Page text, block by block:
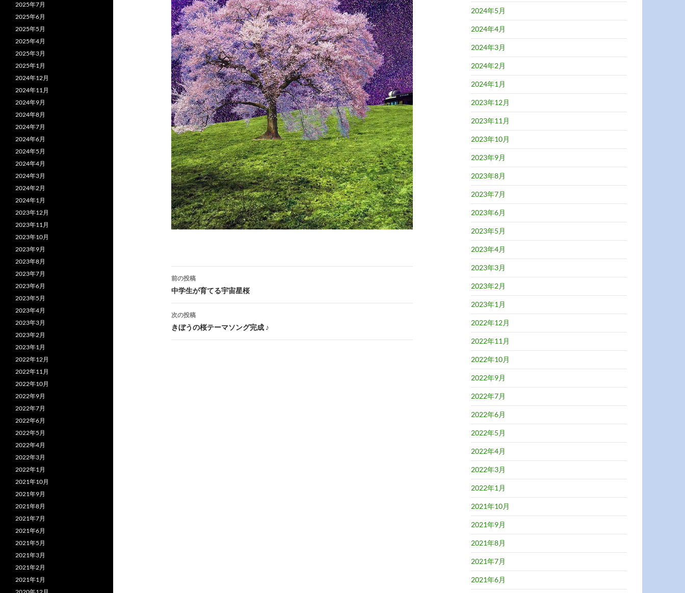
投
稿
ナ
ビ
ゲ
前の投稿
中学生が育てる宇宙星桜
次の投稿
きぼうの桜テーマソング完成 ♪
2024年5月
2024年4月
2024年3月
2024年2月
2024年1月
2023年12月
2023年11月
2023年10月
2023年9月
2023年8月
2023年7月
2023年6月
2023年5月
2023年4月
2023年3月
2023年2月
2023年1月
2022年12月
2022年11月
2022年10月
2022年9月
2022年7月
2022年6月
2022年5月
2022年4月
2022年3月
2022年1月
2021年10月
2021年9月
2021年8月
2021年7月
2021年6月
2025年7月
2025年6月
2025年5月
2025年4月
2025年3月
2025年1月
2024年12月
2024年11月
2024年9月
2024年8月
2024年7月
2024年6月
2024年5月
2024年4月
2024年3月
2024年2月
2024年1月
2023年12月
2023年11月
2023年10月
2023年9月
2023年8月
2023年7月
2023年6月
2023年5月
2023年4月
2023年3月
2023年2月
2023年1月
2022年12月
2022年11月
2022年10月
2022年9月
2022年7月
2022年6月
2022年5月
2022年4月
2022年3月
2022年1月
2021年10月
2021年9月
2021年8月
2021年7月
2021年6月
2021年5月
2021年3月
2021年2月
2021年1月